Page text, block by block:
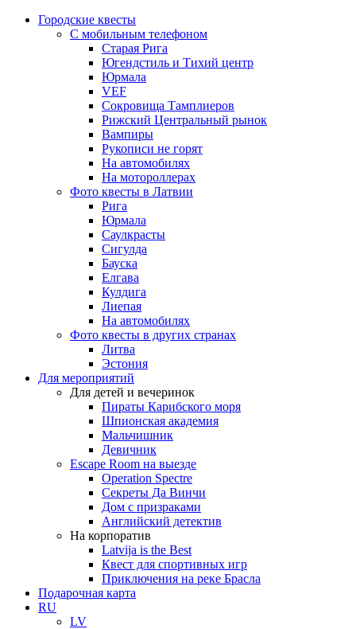
Городские квесты
С мобильным телефоном
Старая Рига
Югендстиль и Тихий центр
Юрмала
VEF
Сокровища Тамплиеров
Рижский Центральный рынок
Вампиры
Рукописи не горят
На автомобилях
На мотороллерах
Фото квесты в Латвии
Рига
Юрмала
Саулкрасты
Сигулда
Бауска
Елгава
Кулдига
Лиепая
На автомобилях
Фото квесты в других странах
Литва
Эстония
Для мероприятий
Для детей и вечеринок
Пираты Карибского моря
Шпионская академия
Мальчишник
Девичник
Escape Room на выезде
Operation Spectre
Секреты Да Винчи
Дом с призраками
Английский детектив
На корпоратив
Latvija is the Best
Квест для спортивных игр
Приключения на реке Брасла
Подарочная карта
RU
LV